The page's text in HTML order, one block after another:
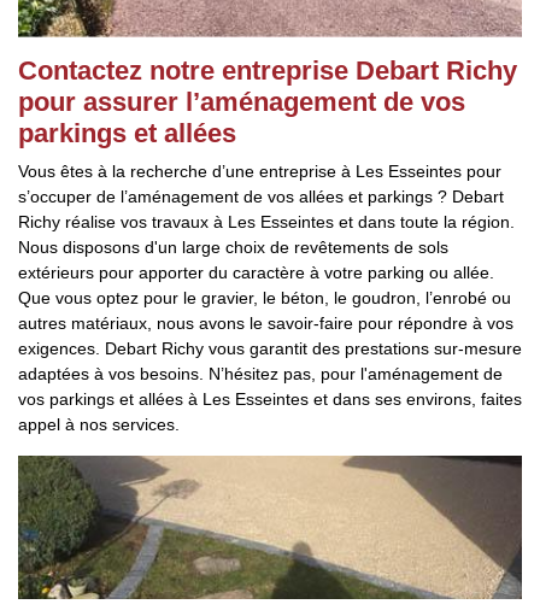
Contactez notre entreprise Debart Richy
pour assurer l’aménagement de vos
parkings et allées
Vous êtes à la recherche d’une entreprise à Les Esseintes pour
s’occuper de l’aménagement de vos allées et parkings ? Debart
Richy réalise vos travaux à Les Esseintes et dans toute la région.
Nous disposons d'un large choix de revêtements de sols
extérieurs pour apporter du caractère à votre parking ou allée.
Que vous optez pour le gravier, le béton, le goudron, l’enrobé ou
autres matériaux, nous avons le savoir-faire pour répondre à vos
exigences. Debart Richy vous garantit des prestations sur-mesure
adaptées à vos besoins. N’hésitez pas, pour l'aménagement de
vos parkings et allées à Les Esseintes et dans ses environs, faites
appel à nos services.